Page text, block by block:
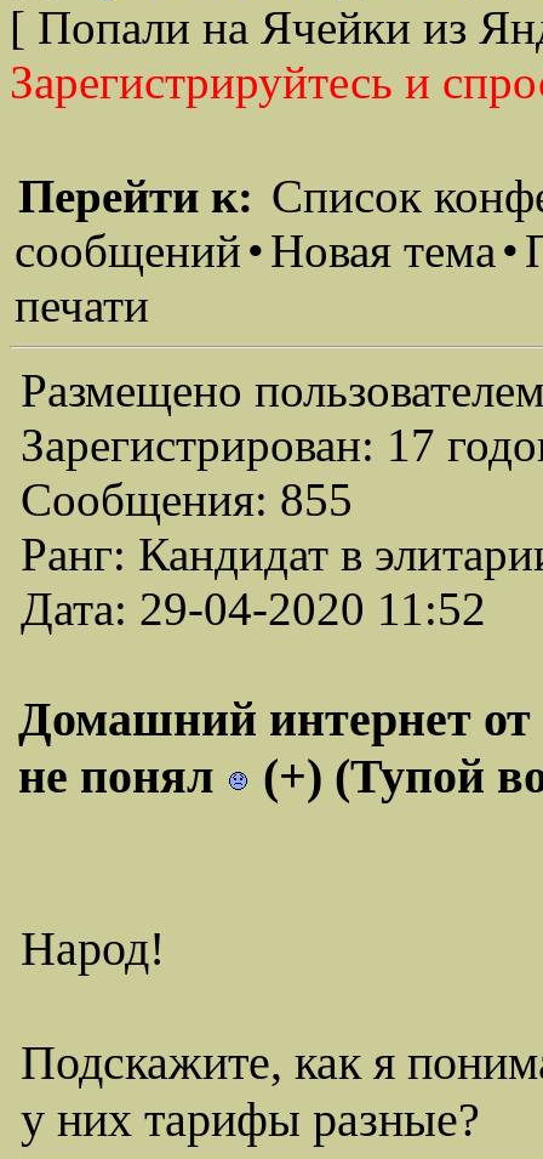
[ Попали на Ячейки из
Зарегистрируйтесь и
Перейти к: Список
сообщений•Новая тема•
печати
Размещено
Зарегистрирован: 17
Сообщения: 855
Ранг: Кандидат в
Дата: 29-04-2020 11:52
Домашний интернет
не понял
(+) (Тупой
Народ!
Подскажите, как я
у них тарифы разные?